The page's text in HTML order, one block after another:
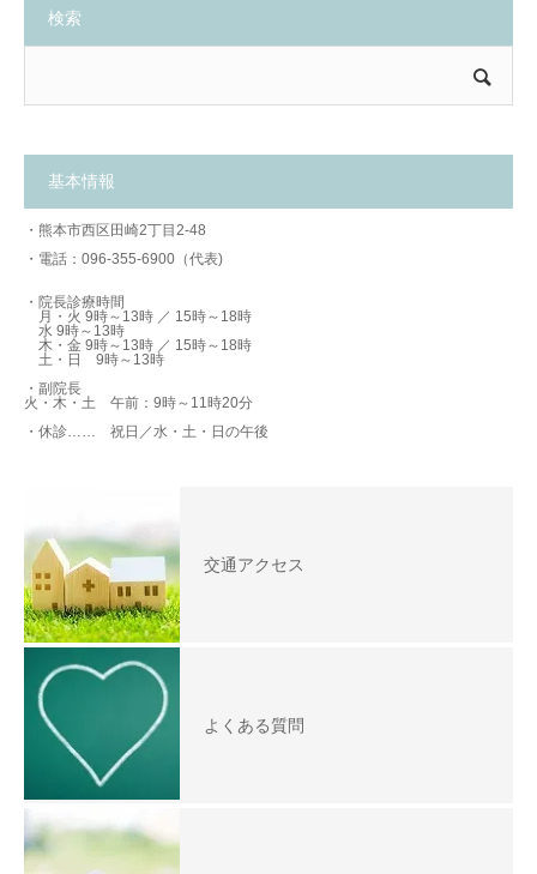
検索
基本情報
・熊本市西区田崎2丁目2-48
・電話：096-355-6900（代表)
・院長診療時間
月・火 9時～13時 ／ 15時～18時
水 9時～13時
木・金 9時～13時 ／ 15時～18時
土・日 9時～13時
・副院長
火・木・土 午前：9時～11時20分
・休診…… 祝日／水・土・日の午後
交通アクセス
よくある質問